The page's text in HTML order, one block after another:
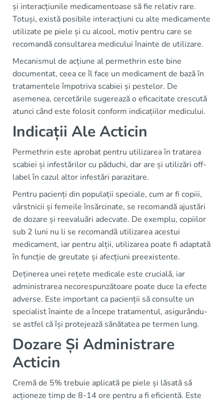
și interacțiunile medicamentoase să fie relativ rare.
Totuși, există posibile interacțiuni cu alte medicamente
utilizate pe piele și cu alcool, motiv pentru care se
recomandă consultarea medicului înainte de utilizare.
Mecanismul de acțiune al permethrin este bine
documentat, ceea ce îl face un medicament de bază în
tratamentele împotriva scabiei și pestelor. De
asemenea, cercetările sugerează o eficacitate crescută
atunci când este folosit conform indicațiilor medicului.
Indicații Ale Acticin
Permethrin este aprobat pentru utilizarea în tratarea
scabiei și infestărilor cu păduchi, dar are și utilizări off-
label în cazul altor infestări parazitare.
Pentru pacienți din populații speciale, cum ar fi copiii,
vârstnicii și femeile însărcinate, se recomandă ajustări
de dozare și reevaluări adecvate. De exemplu, copiilor
sub 2 luni nu li se recomandă utilizarea acestui
medicament, iar pentru alții, utilizarea poate fi adaptată
în funcție de greutate și afecțiuni preexistente.
Deținerea unei rețete medicale este crucială, iar
administrarea necorespunzătoare poate duce la efecte
adverse. Este important ca pacienții să consulte un
specialist înainte de a începe tratamentul, asigurându-
se astfel că își protejează sănătatea pe termen lung.
Dozare Și Administrare
Acticin
Cremă de 5% trebuie aplicată pe piele și lăsată să
acționeze timp de 8-14 ore pentru a fi eficientă. Este